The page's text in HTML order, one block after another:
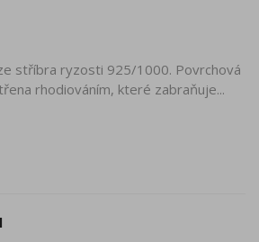
stříbra ryzosti 925/1000. Povrchová
rhodiováním, které zabraňuje...